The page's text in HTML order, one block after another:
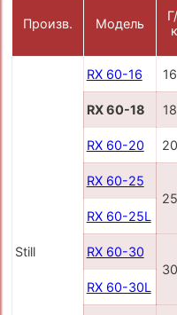
Произв. Модель
Still
RX 60-16
RX 60-18
RX 60-20
RX 60-25
RX 60-25L
RX 60-30
RX 60-30L